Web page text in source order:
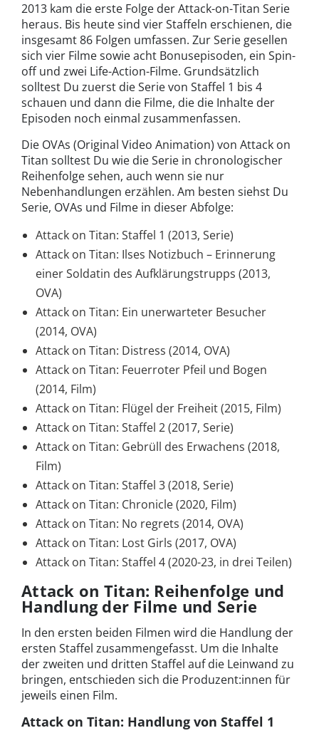
2013 kam die erste Folge der Attack-on-Titan Serie
heraus. Bis heute sind vier Staffeln erschienen, die
insgesamt 86 Folgen umfassen. Zur Serie gesellen
sich vier Filme sowie acht Bonusepisoden, ein Spin-
off und zwei Life-Action-Filme. Grundsätzlich
solltest Du zuerst die Serie von Staffel 1 bis 4
schauen und dann die Filme, die die Inhalte der
Episoden noch einmal zusammenfassen.
Die OVAs (Original Video Animation) von Attack on
Titan solltest Du wie die Serie in chronologischer
Reihenfolge sehen, auch wenn sie nur
Nebenhandlungen erzählen. Am besten siehst Du
Serie, OVAs und Filme in dieser Abfolge:
Attack on Titan: Staffel 1 (2013, Serie)
Attack on Titan: Ilses Notizbuch – Erinnerung
einer Soldatin des Aufklärungstrupps (2013,
OVA)
Attack on Titan: Ein unerwarteter Besucher
(2014, OVA)
Attack on Titan: Distress (2014, OVA)
Attack on Titan: Feuerroter Pfeil und Bogen
(2014, Film)
Attack on Titan: Flügel der Freiheit (2015, Film)
Attack on Titan: Staffel 2 (2017, Serie)
Attack on Titan: Gebrüll des Erwachens (2018,
Film)
Attack on Titan: Staffel 3 (2018, Serie)
Attack on Titan: Chronicle (2020, Film)
Attack on Titan: No regrets (2014, OVA)
Attack on Titan: Lost Girls (2017, OVA)
Attack on Titan: Staffel 4 (2020-23, in drei Teilen)
Attack on Titan: Reihenfolge und
Handlung der Filme und Serie
In den ersten beiden Filmen wird die Handlung der
ersten Staffel zusammengefasst. Um die Inhalte
der zweiten und dritten Staffel auf die Leinwand zu
bringen, entschieden sich die Produzent:innen für
jeweils einen Film.
Attack on Titan: Handlung von Staffel 1